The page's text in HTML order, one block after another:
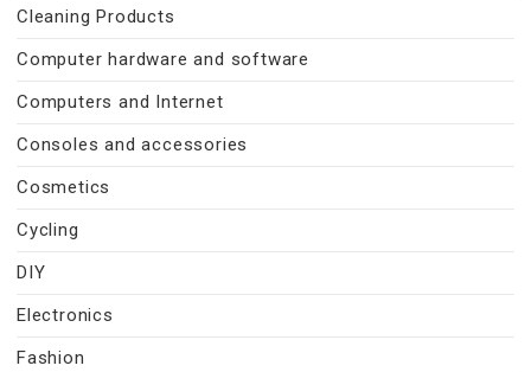
Cleaning Products
Computer hardware and software
Computers and Internet
Consoles and accessories
Cosmetics
Cycling
DIY
Electronics
Fashion